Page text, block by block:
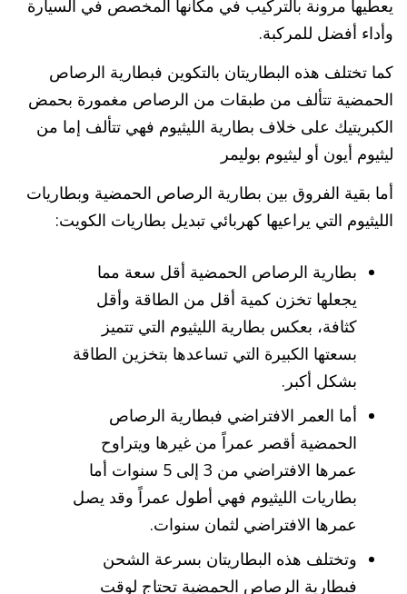
يعطيها مرونة بالتركيب في مكانها المخصص في السيارة
وأداء أفضل للمركبة.
كما تختلف هذه البطاريتان بالتكوين فبطارية الرصاص
الحمضية تتألف من طبقات من الرصاص مغمورة بحمض
الكبريتيك على خلاف بطارية الليثيوم فهي تتألف إما من
ليثيوم أيون أو ليثيوم بوليمر
أما بقية الفروق بين بطارية الرصاص الحمضية وبطاريات
الليثيوم التي يراعيها كهربائي تبديل بطاريات الكويت:
بطارية الرصاص الحمضية أقل سعة مما
يجعلها تخزن كمية أقل من الطاقة وأقل
كثافة، بعكس بطارية الليثيوم التي تتميز
بسعتها الكبيرة التي تساعدها بتخزين الطاقة
بشكل أكبر.
أما العمر الافتراضي فبطارية الرصاص
الحمضية أقصر عمراً من غيرها ويتراوح
عمرها الافتراضي من 3 إلى 5 سنوات أما
بطاريات الليثيوم فهي أطول عمراً وقد يصل
عمرها الافتراضي لثمان سنوات.
وتختلف هذه البطاريتان بسرعة الشحن
فبطارية الرصاص الحمضية تحتاج لوقت